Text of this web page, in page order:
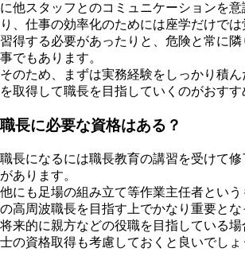
に他スタッフとのコミュニケーションを
り、仕事の効率化のためには座学だけで
習得する必要があったりと、危険と常に
事でもあります。
そのため、まずは実務経験をしっかり積
を取得して職長を目指していくのがおすす
職長に必要な資格はある？
職長になるには職長教育の講習を受けて
があります。
他にも足場の組み立て等作業主任者とい
の高周波職長を目指す上でかなり重要とな
将来的に親方などの役職を目指している
士の資格取得も考慮しておくと良いでしょ